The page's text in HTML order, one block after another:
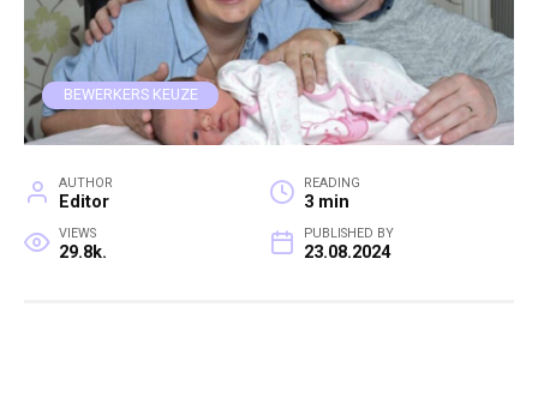
BEWERKERS KEUZE
AUTHOR
Editor
READING
3 min
VIEWS
29.8k.
PUBLISHED BY
23.08.2024